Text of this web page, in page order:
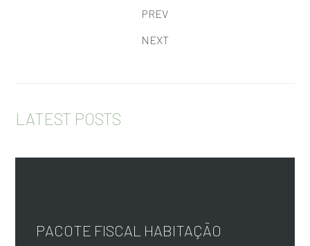
PREV
NEXT
LATEST POSTS
PACOTE FISCAL HABITAÇÃO